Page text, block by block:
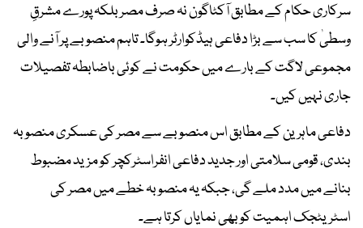
سرکاری حکام کے مطابق آکٹاگون نہ صرف مصر بلکہ پورے مشرقِ
وسطیٰ کا سب سے بڑا دفاعی ہیڈکوارٹر ہوگا۔ تاہم منصوبے پر آنے والی
مجموعی لاگت کے بارے میں حکومت نے کوئی باضابطہ تفصیلات
جاری نہیں کیں۔
دفاعی ماہرین کے مطابق اس منصوبے سے مصر کی عسکری منصوبہ
بندی، قومی سلامتی اور جدید دفاعی انفراسٹرکچر کو مزید مضبوط
بنانے میں مدد ملے گی، جبکہ یہ منصوبہ خطے میں مصر کی
اسٹریٹجک اہمیت کو بھی نمایاں کرتا ہے۔